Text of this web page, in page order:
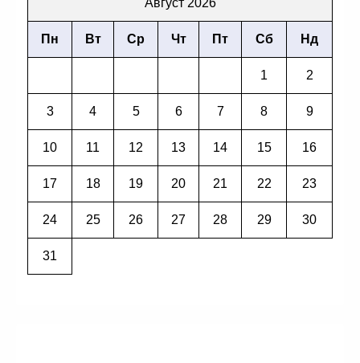
Пн Вт Ср Чт Пт Сб Нд
1 2
3 4 5 6 7 8 9
10 11 12 13 14 15 16
17 18 19 20 21 22 23
24 25 26 27 28 29 30
31